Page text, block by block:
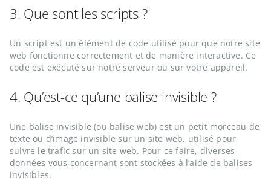
3. Que sont les scripts ?
Un script est un élément de code utilisé pour que notre site
web fonctionne correctement et de manière interactive. Ce
code est exécuté sur notre serveur ou sur votre appareil.
4. Qu’est-ce qu’une balise invisible ?
Une balise invisible (ou balise web) est un petit morceau de
texte ou d’image invisible sur un site web, utilisé pour
suivre le trafic sur un site web. Pour ce faire, diverses
données vous concernant sont stockées à l’aide de balises
invisibles.